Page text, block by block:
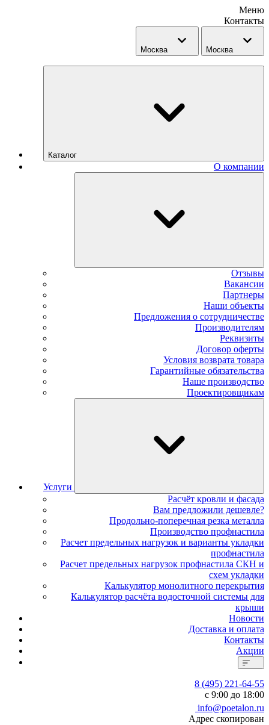
Меню
Контакты
Москва Москва
Каталог
О компании
Отзывы
Вакансии
Партнеры
Наши объекты
Предложения о сотрудничестве
Производителям
Реквизиты
Договор оферты
Условия возврата товара
Гарантийные обязательства
Наше производство
Проектировщикам
Услуги
Расчёт кровли и фасада
Вам предложили дешевле?
Продольно-поперечная резка металла
Производство профнастила
Расчет предельных нагрузок и варианты укладки
профнастила
Расчет предельных нагрузок профнастила СКН и
схем укладки
Калькулятор монолитного перекрытия
Калькулятор расчёта водосточной системы для
крыши
Новости
Доставка и оплата
Контакты
Акции
8 (495) 221-64-55
с 9:00 до 18:00
info@poetalon.ru
Адрес скопирован